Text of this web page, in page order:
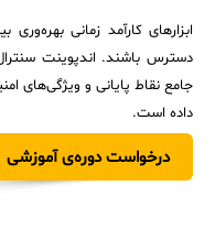
ابزارهای کارآمد زمانی
دسترس باشند. اندپوینت
جامع نقاط پایانی و ویژگی‌های
داده است.
درخواست دوره‌ی آموزشی
◉
Malware Protection Plus
سامانه مدیریت دسترسی ممتاز
سامانه مدیریت و مانیتورینگ